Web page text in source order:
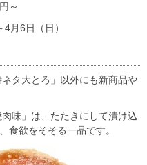
～
月6日（日）
タ大とろ」以外にも新商品や
味」は、たたきにして漬け込
食欲をそそる一品です。